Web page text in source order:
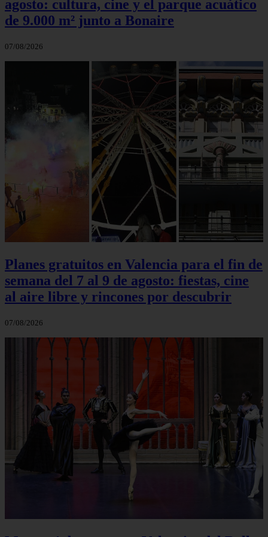
agosto: cultura, cine y el parque acuático
de 9.000 m² junto a Bonaire
07/08/2026
Planes gratuitos en Valencia para el fin de
semana del 7 al 9 de agosto: fiestas, cine
al aire libre y rincones por descubrir
07/08/2026